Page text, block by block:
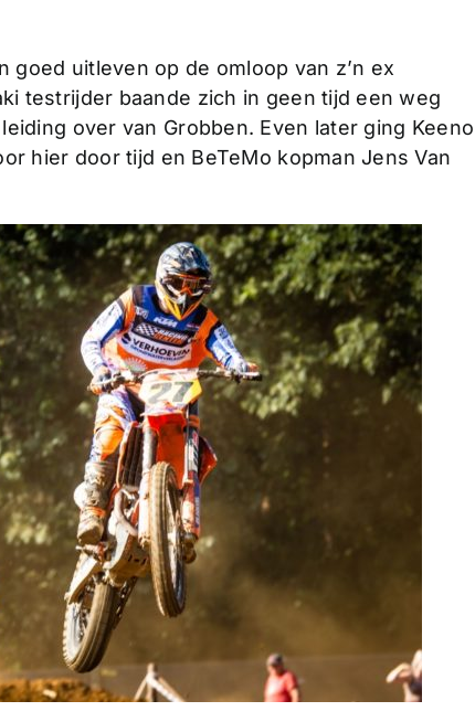
goed uitleven op de omloop van z’n ex
testrijder baande zich in geen tijd een weg
over van Grobben. Even later ging Keeno
hier door tijd en BeTeMo kopman Jens Van